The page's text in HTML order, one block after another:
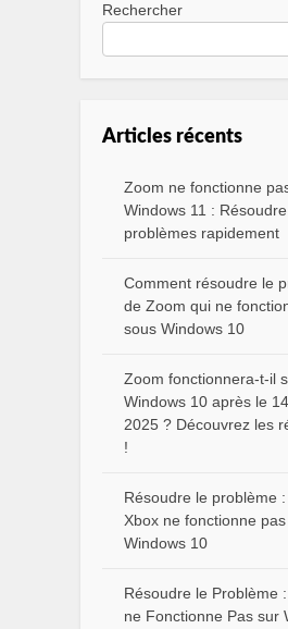
Rechercher
Articles récents
Zoom ne fonctionne
Windows 11 :
problèmes rapidement
Comment résoudre le
de Zoom qui ne
sous Windows 10
Zoom fonctionnera-t-il
Windows 10 après le
2025 ? Découvrez les
!
Résoudre le problème
Xbox ne fonctionne
Windows 10
Résoudre le Problème
ne Fonctionne Pas sur